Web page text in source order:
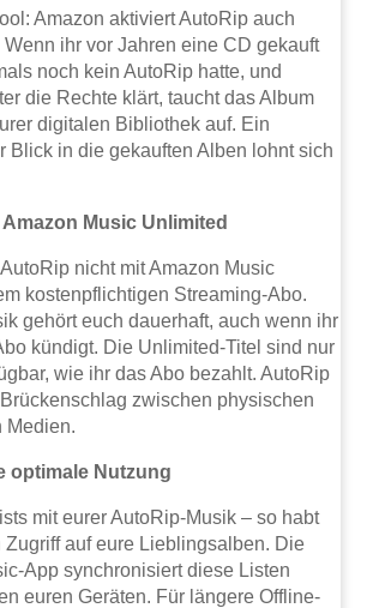
Amazon aktiviert AutoRip auch
ihr vor Jahren eine CD gekauft
noch kein AutoRip hatte, und
die Rechte klärt, taucht das Album
digitalen Bibliothek auf. Ein
Blick in die gekauften Alben lohnt sich
Music Unlimited
nicht mit Amazon Music
kostenpflichtigen Streaming-Abo.
gehört euch dauerhaft, auch wenn ihr
kündigt. Die Unlimited-Titel sind nur
wie ihr das Abo bezahlt. AutoRip
zwischen physischen
Medien.
optimale Nutzung
mit eurer AutoRip-Musik – so habt
Zugriff auf eure Lieblingsalben. Die
App synchronisiert diese Listen
euren Geräten. Für längere Offline-